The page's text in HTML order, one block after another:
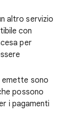
altro servizio
con
per
emette sono
possono
i pagamenti